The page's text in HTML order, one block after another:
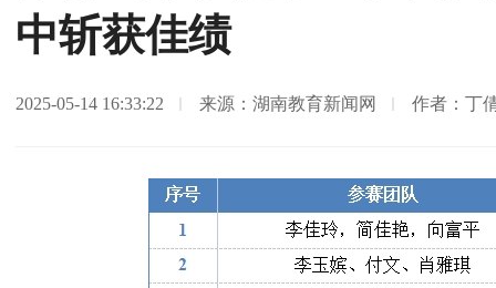
中斩获佳绩
2025-05-14 16:33:22 来源：湖南教育新闻网 作者：丁